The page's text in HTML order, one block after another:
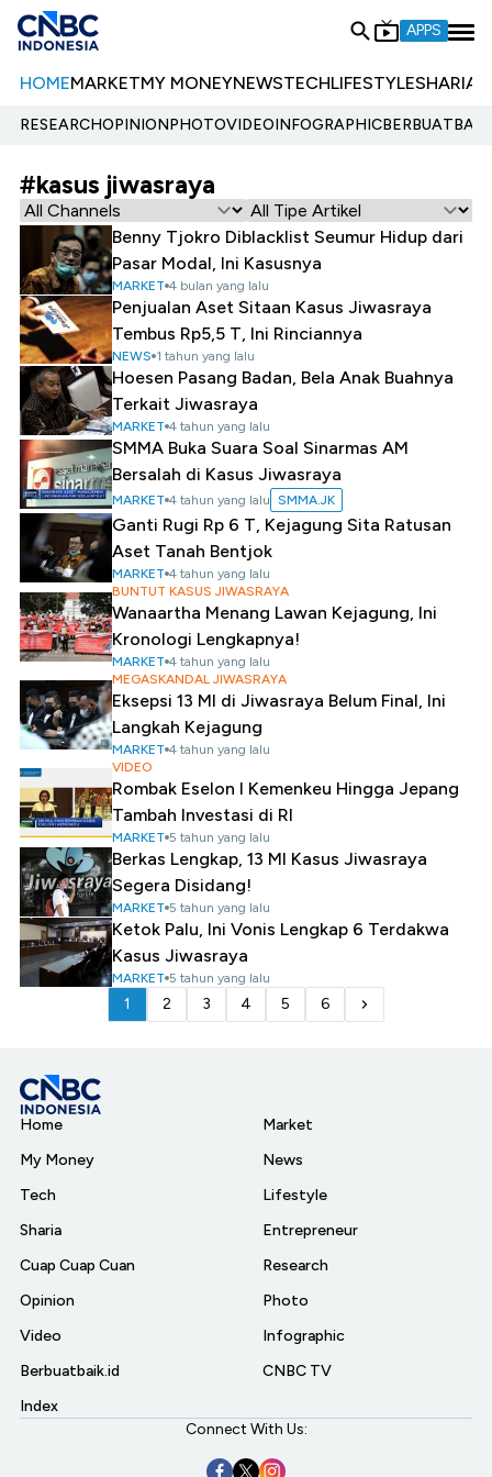
APPS
HOMEMARKETMY MONEYNEWSTECHLIFESTYLESHARIA
RESEARCHOPINIONPHOTOVIDEOINFOGRAPHIC
#kasus jiwasraya
Benny Tjokro Diblacklist Seumur Hidup dari
Pasar Modal, Ini Kasusnya
MARKET 4 bulan yang lalu
Penjualan Aset Sitaan Kasus Jiwasraya
Tembus Rp5,5 T, Ini Rinciannya
NEWS 1 tahun yang lalu
Hoesen Pasang Badan, Bela Anak Buahnya
Terkait Jiwasraya
MARKET 4 tahun yang lalu
SMMA Buka Suara Soal Sinarmas AM
Bersalah di Kasus Jiwasraya
MARKET 4 tahun yang lalu SMMA.JK
Ganti Rugi Rp 6 T, Kejagung Sita Ratusan
Aset Tanah Bentjok
MARKET 4 tahun yang lalu
BUNTUT KASUS JIWASRAYA
Wanaartha Menang Lawan Kejagung, Ini
Kronologi Lengkapnya!
MARKET 4 tahun yang lalu
MEGASKANDAL JIWASRAYA
Eksepsi 13 MI di Jiwasraya Belum Final, Ini
Langkah Kejagung
MARKET 4 tahun yang lalu
VIDEO
Rombak Eselon I Kemenkeu Hingga Jepang
Tambah Investasi di RI
MARKET 5 tahun yang lalu
Berkas Lengkap, 13 MI Kasus Jiwasraya
Segera Disidang!
MARKET 5 tahun yang lalu
Ketok Palu, Ini Vonis Lengkap 6 Terdakwa
Kasus Jiwasraya
MARKET 5 tahun yang lalu
1 2 3 4 5 6
Home
My Money
Tech
Sharia
Cuap Cuap Cuan
Opinion
Video
Berbuatbaik.id
Index
Market
News
Lifestyle
Entrepreneur
Research
Photo
Infographic
CNBC TV
Connect With Us: